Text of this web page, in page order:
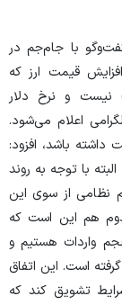
با جام‌جم در
قیمت ارز که
نیست و نرخ دلار
اعلام می‌شود.
داشته باشد، افزود:
با توجه به روند
نظامی از سوی این
هم این است که
واردات هستیم و
است. این اتفاق
تشویق کند که